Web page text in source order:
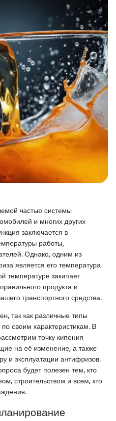
частью системы
и многих других
заключается в
работы,
Однако, одним из
является его температура
температуре закипает
продукта и
транспортного средства.
так как различные типы
своим характеристикам. В
точку кипения
на её изменение, а также
и эксплуатации антифризов.
будет полезен тем, кто
строительством и всем, кто